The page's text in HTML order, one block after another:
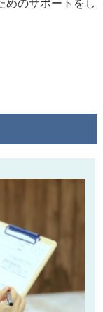
めのサポートをし